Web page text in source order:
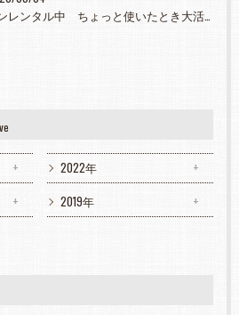
ミシンレンタル中 ちょっと使いたとき大活躍
2022年
2019年